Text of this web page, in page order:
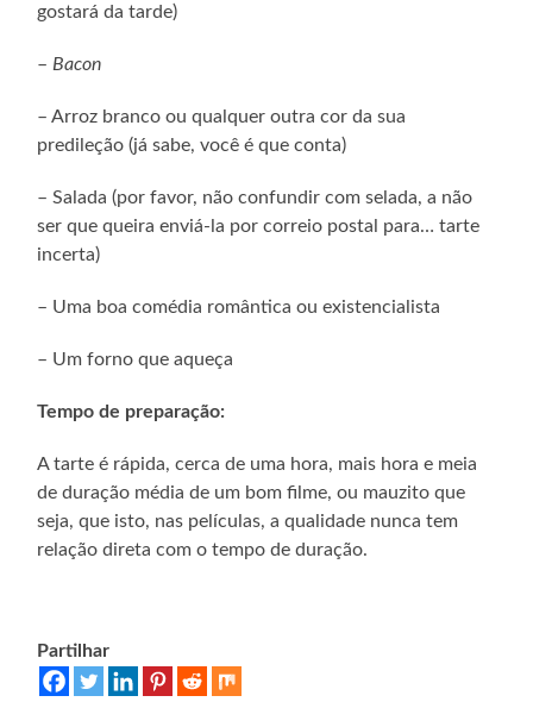
gostará da tarde)
– Bacon
– Arroz branco ou qualquer outra cor da sua
predileção (já sabe, você é que conta)
– Salada (por favor, não confundir com selada, a não
ser que queira enviá-la por correio postal para… tarte
incerta)
– Uma boa comédia romântica ou existencialista
– Um forno que aqueça
Tempo de preparação:
A tarte é rápida, cerca de uma hora, mais hora e meia
de duração média de um bom filme, ou mauzito que
seja, que isto, nas películas, a qualidade nunca tem
relação direta com o tempo de duração.
Partilhar